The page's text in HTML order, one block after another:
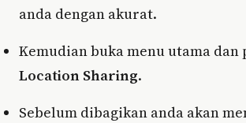
anda dengan akurat.
Kemudian buka menu utama
Location Sharing.
Sebelum dibagikan anda akan